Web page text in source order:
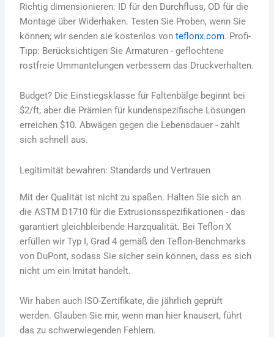
Richtig dimensionieren: ID für den Durchfluss, OD für die
Montage über Widerhaken. Testen Sie Proben, wenn Sie
können; wir senden sie kostenlos vonteflonx.com. Profi-
Tipp: Berücksichtigen Sie Armaturen - geflochtene
rostfreie Ummantelungen verbessern das Druckverhalten.
Budget? Die Einstiegsklasse für Faltenbälge beginnt bei
$2/ft, aber die Prämien für kundenspezifische Lösungen
erreichen $10. Abwägen gegen die Lebensdauer - zahlt
sich schnell aus.
Legitimität bewahren: Standards und Vertrauen
Mit der Qualität ist nicht zu spaßen. Halten Sie sich an
die ASTM D1710 für die Extrusionsspezifikationen - das
garantiert gleichbleibende Harzqualität. Bei Teflon X
erfüllen wir Typ I, Grad 4 gemäß den Teflon-Benchmarks
von DuPont, sodass Sie sicher sein können, dass es sich
nicht um ein Imitat handelt.
Wir haben auch ISO-Zertifikate, die jährlich geprüft
werden. Glauben Sie mir, wenn man hier knausert, führt
das zu schwerwiegenden Fehlern.